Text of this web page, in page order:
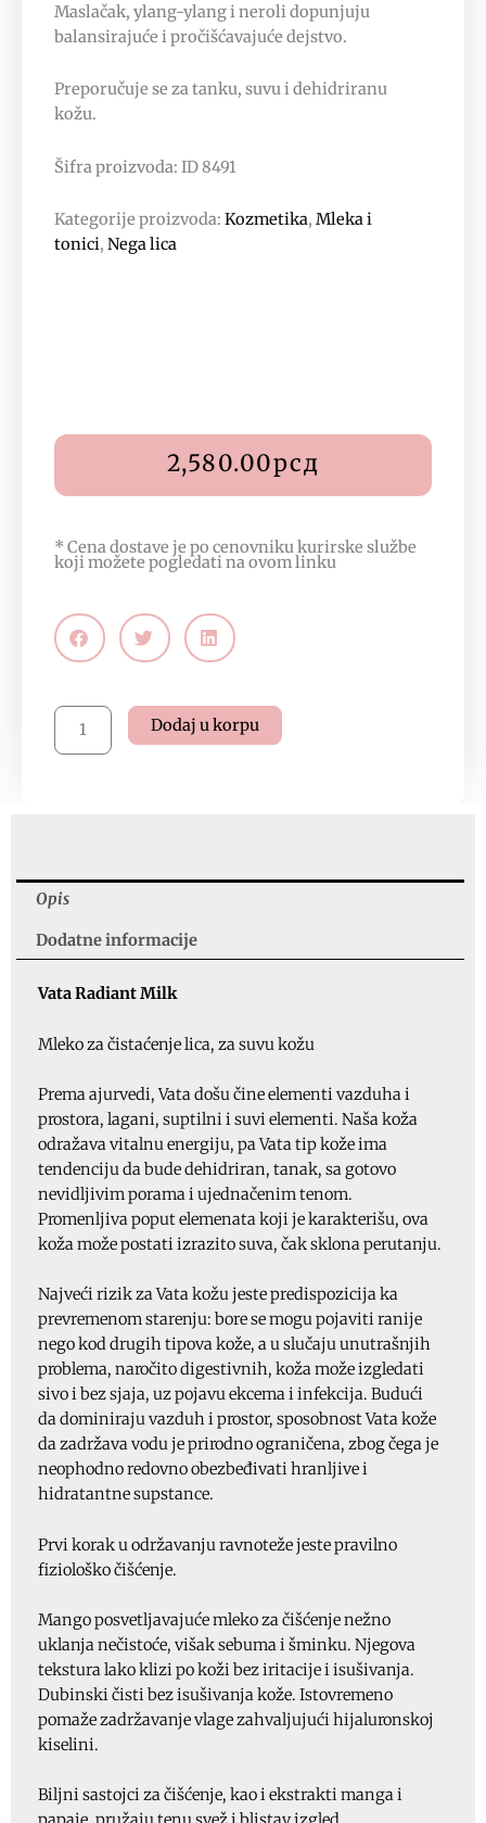
Maslačak, ylang-ylang i neroli dopunjuju
balansirajuće i pročišćavajuće dejstvo.
Preporučuje se za tanku, suvu i dehidriranu
kožu.
Šifra proizvoda: ID 8491
Kategorije proizvoda: Kozmetika, Mleka i
tonici, Nega lica
2,580.00рсд
* Cena dostave je po cenovniku kurirske službe
koji možete pogledati naovom linku
Vata
Radiant
Dodaj u korpu
Opis
Dodatne informacije
Vata Radiant Milk
Mleko za čistaćenje lica, za suvu kožu
Prema ajurvedi, Vata došu čine elementi vazduha i
prostora, lagani, suptilni i suvi elementi. Naša koža
odražava vitalnu energiju, pa Vata tip kože ima
tendenciju da bude dehidriran, tanak, sa gotovo
nevidljivim porama i ujednačenim tenom.
Promenljiva poput elemenata koji je karakterišu, ova
koža može postati izrazito suva, čak sklona perutanju.
Najveći rizik za Vata kožu jeste predispozicija ka
prevremenom starenju: bore se mogu pojaviti ranije
nego kod drugih tipova kože, a u slučaju unutrašnjih
problema, naročito digestivnih, koža može izgledati
sivo i bez sjaja, uz pojavu ekcema i infekcija. Budući
da dominiraju vazduh i prostor, sposobnost Vata kože
da zadržava vodu je prirodno ograničena, zbog čega je
neophodno redovno obezbeđivati hranljive i
hidratantne supstance.
Prvi korak u održavanju ravnoteže jeste pravilno
fiziološko čišćenje.
Mango posvetljavajuće mleko za čišćenje nežno
uklanja nečistoće, višak sebuma i šminku. Njegova
tekstura lako klizi po koži bez iritacije i isušivanja.
Dubinski čisti bez isušivanja kože. Istovremeno
pomaže zadržavanje vlage zahvaljujući hijaluronskoj
kiselini.
Biljni sastojci za čišćenje, kao i ekstrakti manga i